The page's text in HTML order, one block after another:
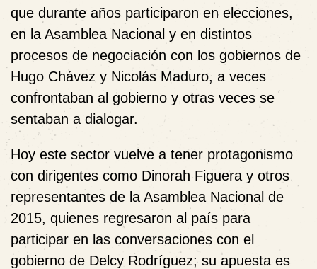
que durante años participaron en elecciones,
en la Asamblea Nacional y en distintos
procesos de negociación con los gobiernos de
Hugo Chávez y Nicolás Maduro, a veces
confrontaban al gobierno y otras veces se
sentaban a dialogar.
Hoy este sector vuelve a tener protagonismo
con dirigentes como Dinorah Figuera y otros
representantes de la Asamblea Nacional de
2015, quienes regresaron al país para
participar en las conversaciones con el
gobierno de Delcy Rodríguez; su apuesta es